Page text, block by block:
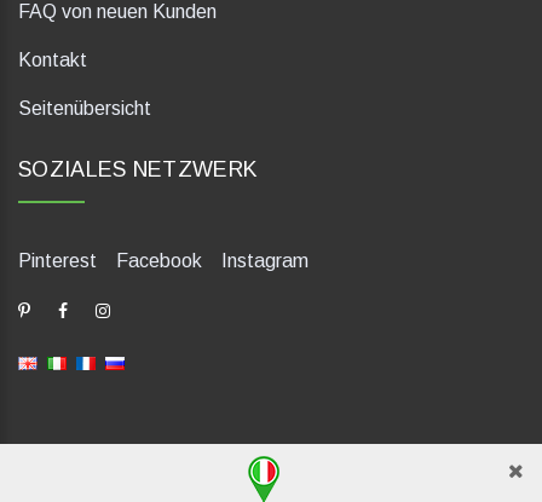
FAQ von neuen Kunden
Kontakt
Seitenübersicht
SOZIALES NETZWERK
Pinterest Facebook Instagram
dP Motion Media. Via La Piana 430, 47835 Saludecio (RN), Italia.